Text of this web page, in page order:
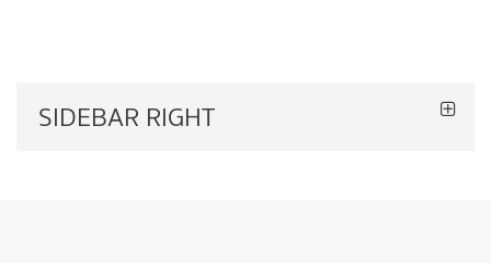
SIDEBAR RIGHT